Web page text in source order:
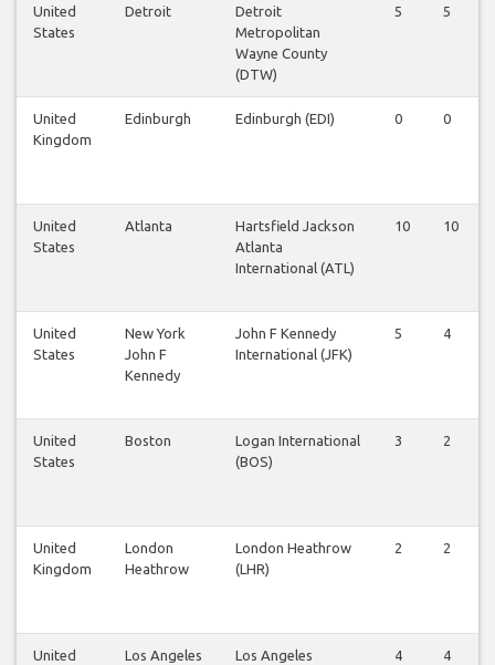
United
States
Detroit
Detroit
Metropolitan
Wayne County
(DTW)
5 5
United
Kingdom
Edinburgh Edinburgh (EDI) 0 0
United
States
Atlanta
Hartsfield Jackson
Atlanta
International (ATL)
10 10
United
States
New York
John F
Kennedy
John F Kennedy
International (JFK)
5 4
United
States
Boston
Logan International
(BOS)
3 2
United
Kingdom
London
Heathrow
London Heathrow
(LHR)
2 2
United
Los Angeles
Los Angeles
4 4